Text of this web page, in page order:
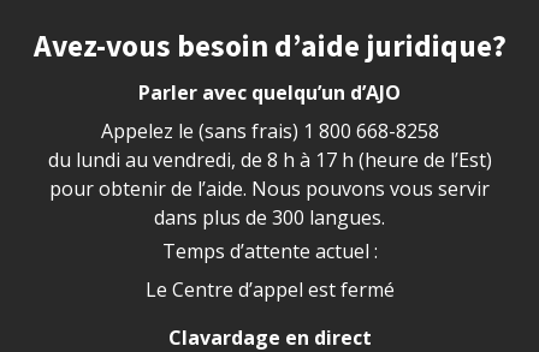
Site footer
Avez-vous besoin d’aide juridique?
Parler avec quelqu’un d’AJO
Appelez le (sans frais) 1 800 668-8258
du lundi au vendredi, de 8 h à 17 h (heure de l’Est)
pour obtenir de l’aide. Nous pouvons vous servir
dans plus de 300 langues.
Temps d’attente actuel :
Le Centre d’appel est fermé
Clavardage en direct